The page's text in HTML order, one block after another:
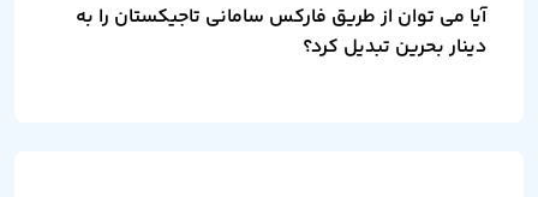
آیا می توان از طریق فارکس سامانی تاجیکستان را به
دینار بحرین تبدیل کرد؟